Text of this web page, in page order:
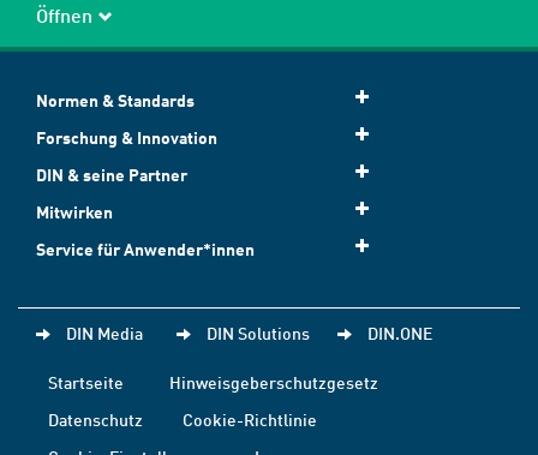
Öffnen
Normen & Standards
Forschung & Innovation
DIN & seine Partner
Mitwirken
Service für Anwender*innen
DIN Media DIN Solutions DIN.ONE
Startseite
Hinweisgeberschutzgesetz
Datenschutz
Cookie-Richtlinie